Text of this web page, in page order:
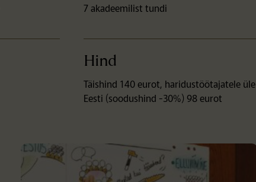
7 akadeemilist tundi
Hind
Täishind 140 eurot, haridustöötajatele üle
Eesti (soodushind -30%) 98 eurot